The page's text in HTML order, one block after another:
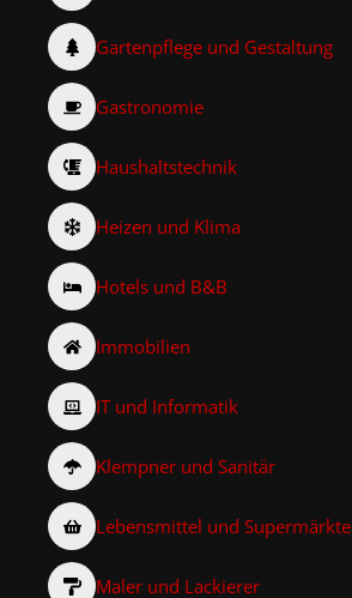
Gartenpflege und Gestaltung
Gastronomie
Haushaltstechnik
Heizen und Klima
Hotels und B&B
Immobilien
IT und Informatik
Klempner und Sanitär
Lebensmittel und Supermärkte
Maler und Lackierer